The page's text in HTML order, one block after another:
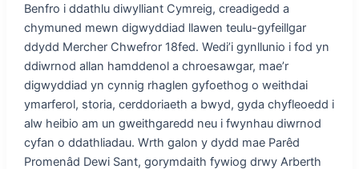
Benfro i ddathlu diwylliant Cymreig, creadigedd a
chymuned mewn digwyddiad llawen teulu-gyfeillgar
ddydd Mercher Chwefror 18fed. Wedi’i gynllunio i fod yn
ddiwrnod allan hamddenol a chroesawgar, mae’r
digwyddiad yn cynnig rhaglen gyfoethog o weithdai
ymarferol, storia, cerddoriaeth a bwyd, gyda chyfleoedd i
alw heibio am un gweithgaredd neu i fwynhau diwrnod
cyfan o ddathliadau. Wrth galon y dydd mae Parêd
Promenâd Dewi Sant, gorymdaith fywiog drwy Arberth